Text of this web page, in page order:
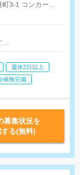
週休2日以上
保険完備
募集状況を
る(無料)